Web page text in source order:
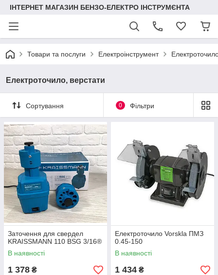
ІНТЕРНЕТ МАГАЗИН БЕНЗО-ЕЛЕКТРО ІНСТРУМЄНТА
Товари та послуги Електроінструмент
Електроточило, верстати
Сортування 0 Фільтри
Заточення для свердел
KRAISSMANN 110 BSG 3/16®
В наявності
1 378 ₴
Електроточило Vorskla ПМЗ
0.45-150
В наявності
1 434 ₴